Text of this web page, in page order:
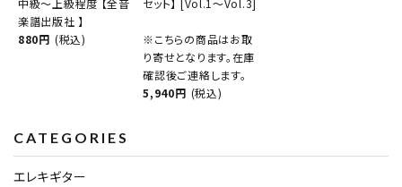
楽譜出版社 】
880円 (税込)
※こちらの商品はお取
り寄せとなります。在庫
確認後ご連絡します。
5,940円 (税込)
CATEGORIES
エレキギター